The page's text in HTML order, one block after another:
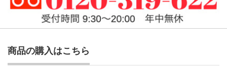
商品の購入はこちら